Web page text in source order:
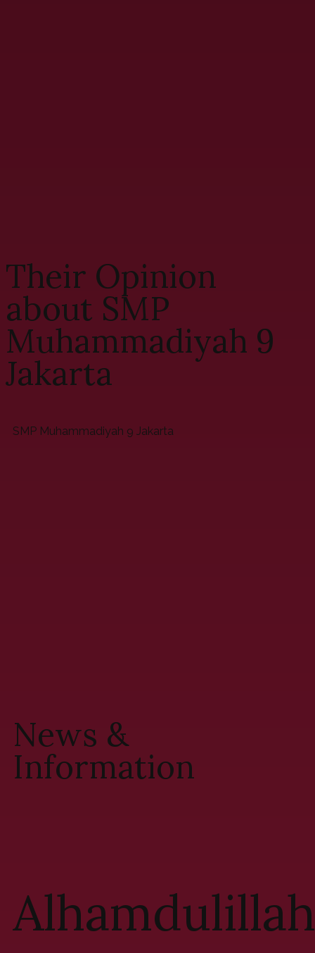
Their Opinion
about SMP
Muhammadiyah 9
Jakarta
SMP Muhammadiyah 9 Jakarta
News &
Information
Alhamdulillah